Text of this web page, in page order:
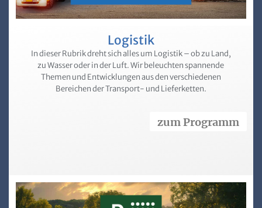
Logistik
In dieser Rubrik dreht sich alles um Logistik – ob zu Land,
zu Wasser oder in der Luft. Wir beleuchten spannende
Themen und Entwicklungen aus den verschiedenen
Bereichen der Transport- und Lieferketten.
zum Programm